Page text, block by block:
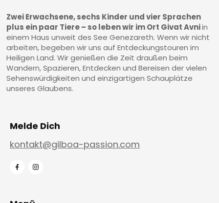
Zwei Erwachsene, sechs Kinder und vier Sprachen
plus ein paar Tiere – so leben wir im Ort Givat Avniin
einem Haus unweit des See Genezareth. Wenn wir nicht
arbeiten, begeben wir uns auf Entdeckungstouren im
Heiligen Land. Wir genießen die Zeit draußen beim
Wandern, Spazieren, Entdecken und Bereisen der vielen
Sehenswürdigkeiten und einzigartigen Schauplätze
unseres Glaubens.
Melde Dich
kontakt@gilboa-passion.com